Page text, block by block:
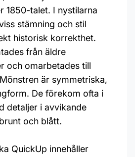
1850-talet. I nystilarna
stämning och stil
historisk korrekthet.
från äldre
och omarbetades till
är symmetriska,
De förekom ofta i
detaljer i avvikande
och blått.
QuickUp innehåller